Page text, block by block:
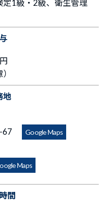
定1級・2級、衛生管理
地
67
Google Maps
Maps
間